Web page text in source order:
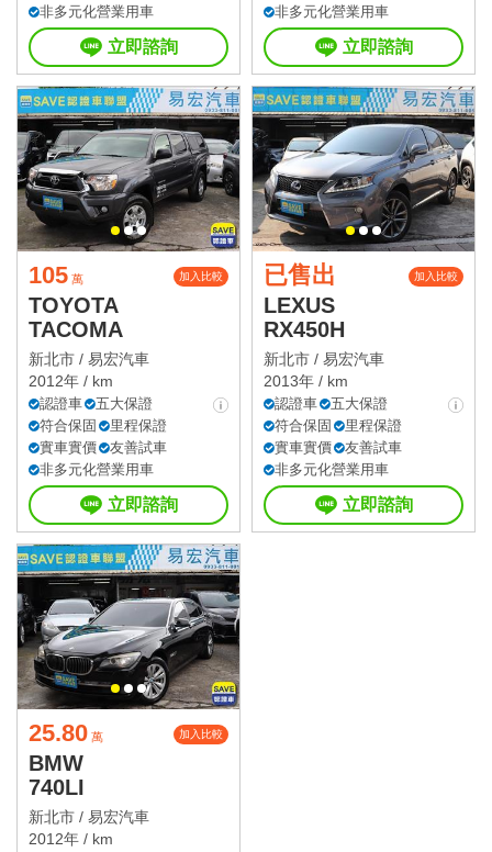
非多元化營業用車
立即諮詢
非多元化營業用車
立即諮詢
105 萬 加入比較
TOYOTA
TACOMA
新北市 / 易宏汽車
2012年 / km
認證車
五大保證
符合保固
里程保證
實車實價
友善試車
非多元化營業用車
立即諮詢
已售出 加入比較
LEXUS
RX450H
新北市 / 易宏汽車
2013年 / km
認證車
五大保證
符合保固
里程保證
實車實價
友善試車
非多元化營業用車
立即諮詢
25.80 萬 加入比較
BMW
740LI
新北市 / 易宏汽車
2012年 / km